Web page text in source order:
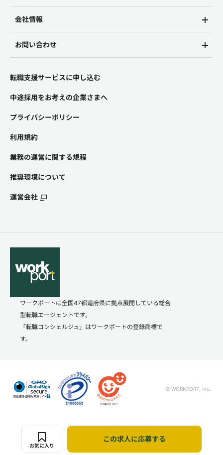
この求人に応募する
お気に入り
会社情報
お問い合わせ
転職支援サービスに申し込む
中途採用をお考えの企業さまへ
プライバシーポリシー
利用規約
業務の運営に関する規程
推奨環境について
運営会社
ワークポートは全国47都道府県に拠点展開している総合
型転職エージェントです。
「転職コンシェルジュ」はワークポートの登録商標で
す。
© WORKPORT, Inc.